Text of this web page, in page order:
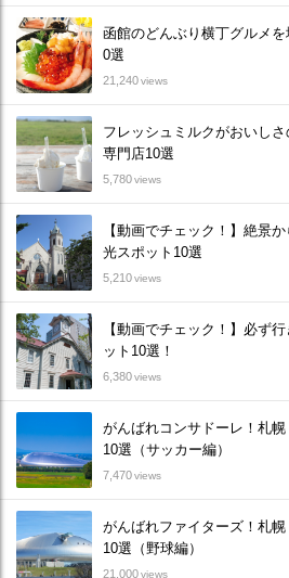
函館のどんぶり横丁グルメ
0選
21,240views
フレッシュミルクがおいし
専門店10選
5,780views
【動画でチェック！】絶景
光スポット10選
5,210views
【動画でチェック！】必ず
ット10選！
6,380views
がんばれコンサドーレ！札
10選（サッカー編）
7,470views
がんばれファイターズ！札
10選（野球編）
21,000views